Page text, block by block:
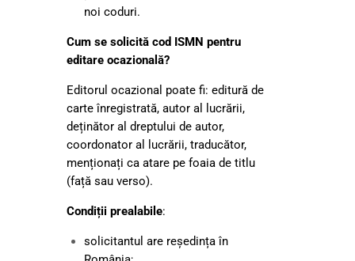
noi coduri.
Cum se solicită cod ISMN pentru
editare ocazională?
Editorul ocazional poate fi: editură de
carte înregistrată, autor al lucrării,
deținător al dreptului de autor,
coordonator al lucrării, traducător,
menționați ca atare pe foaia de titlu
(față sau verso).
Condiții prealabile:
solicitantul are reședința în